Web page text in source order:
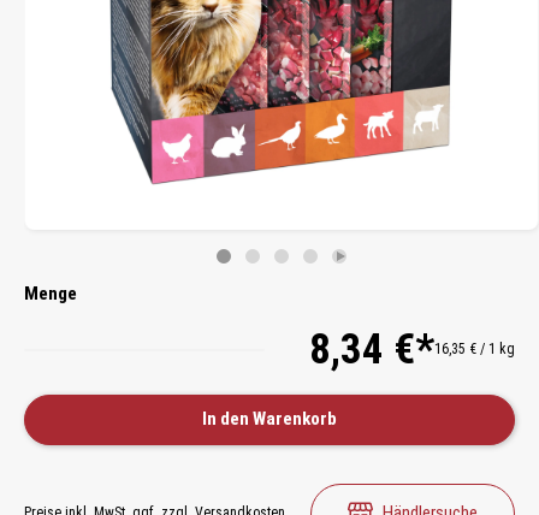
Menge
8,34 €*16,35 € / 1 kg
In den Warenkorb